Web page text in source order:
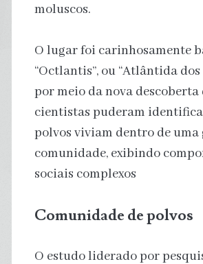
moluscos.
O lugar foi carinhosamente
“Octlantis”, ou “Atlântida dos
por meio da nova descoberta
cientistas puderam
polvos viviam dentro de uma
comunidade, exibindo
sociais complexos
Comunidade de polvos
O estudo liderado por